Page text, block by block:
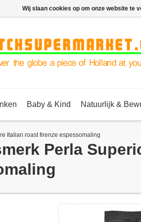
Baby & Kind Natuurlijk &
Italian roast firenze espessomaling
Per­la
Wij slaan cookies op om onze website te